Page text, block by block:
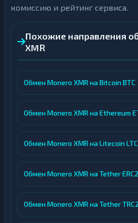
комиссию и рейтинг сервиса.
Похожие направления
XMR
Обмен Monero XMR на Bitcoin BTC
Обмен Monero XMR на Ethereum
Обмен Monero XMR на Litecoin LTC
Обмен Monero XMR на Tether
Обмен Monero XMR на Tether